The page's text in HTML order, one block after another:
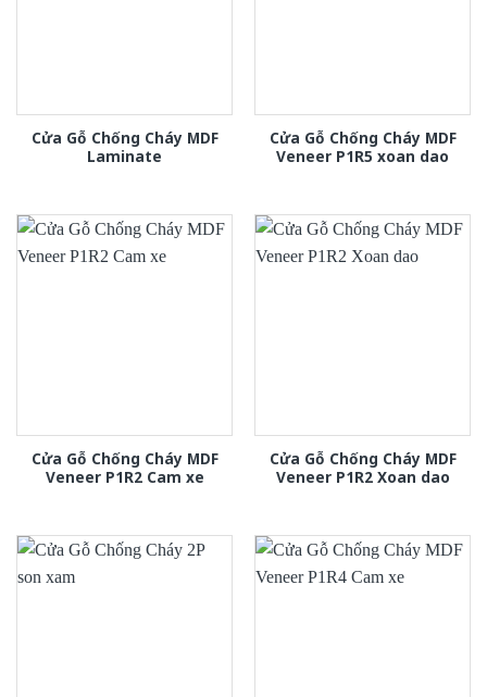
Cửa Gỗ Chống Cháy MDF
Laminate
Cửa Gỗ Chống Cháy MDF
Veneer P1R5 xoan dao
Cửa Gỗ Chống Cháy MDF
Veneer P1R2 Cam xe
Cửa Gỗ Chống Cháy MDF
Veneer P1R2 Xoan dao